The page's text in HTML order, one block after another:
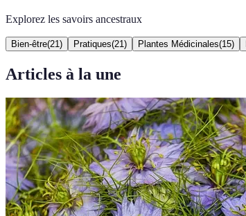
Explorez les savoirs ancestraux
Bien-être(21 ) Pratiques(21 ) Plantes Médicinales(15)
Articles à la une